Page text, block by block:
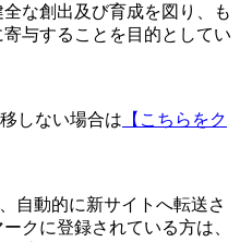
な創出及び育成を図り、も
与することを目的としてい
しない場合は 【こちらをク
自動的に新サイトへ転送さ
クに登録されている方は、